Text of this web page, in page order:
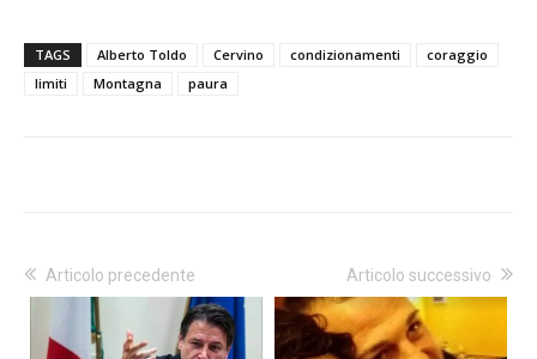
TAGS Alberto Toldo Cervino condizionamenti
coraggio
limiti
Montagna paura
Articolo precedente Articolo successivo